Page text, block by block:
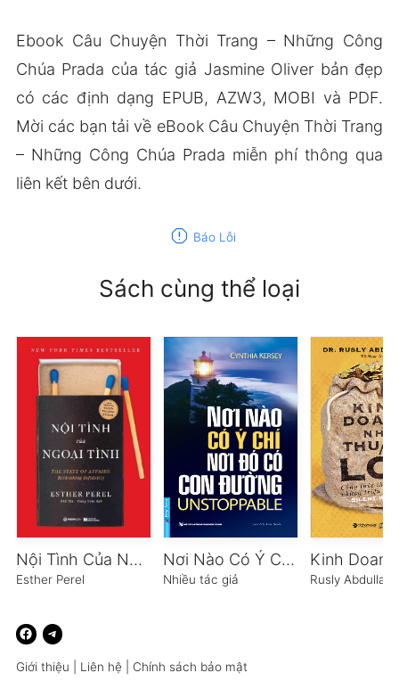
Ebook Câu Chuyện Thời Trang – Những Công
Chúa Prada của tác giả Jasmine Oliver bản đẹp
có các định dạng EPUB, AZW3, MOBI và PDF.
Mời các bạn tải về eBook Câu Chuyện Thời Trang
– Những Công Chúa Prada miễn phí thông qua
liên kết bên dưới.
report Báo Lỗi
Sách cùng thể loại
Nội Tình Của Ngoại Tình
Esther Perel
Nơi Nào Có Ý Chí Nơi Đó Có Con Đường
Nhiều tác giả Rusly Abdullah
Giới thiệu Liên hệ Chính sách bảo mật